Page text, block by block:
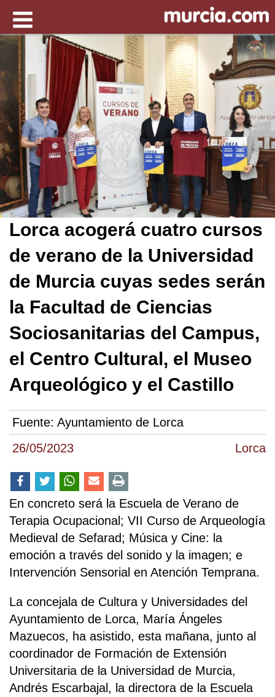
26/05/2023 Lorca
Lorca acogerá cuatro cursos
de verano de la Universidad
de Murcia cuyas sedes serán
la Facultad de Ciencias
Sociosanitarias del Campus,
el Centro Cultural, el Museo
Arqueológico y el Castillo
Fuente: Ayuntamiento de Lorca
En concreto será la Escuela de Verano de
Terapia Ocupacional; VII Curso de Arqueología
Medieval de Sefarad; Música y Cine: la
emoción a través del sonido y la imagen; e
Intervención Sensorial en Atención Temprana.
La concejala de Cultura y Universidades del
Ayuntamiento de Lorca, María Ángeles
Mazuecos, ha asistido, esta mañana, junto al
coordinador de Formación de Extensión
Universitaria de la Universidad de Murcia,
Andrés Escarbajal, la directora de la Escuela